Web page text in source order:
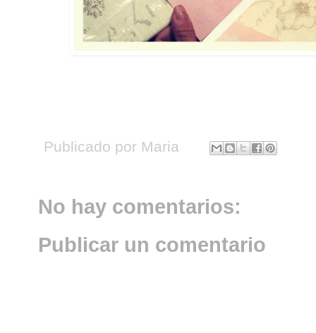
Publicado por Maria
No hay comentarios:
Publicar un comentario